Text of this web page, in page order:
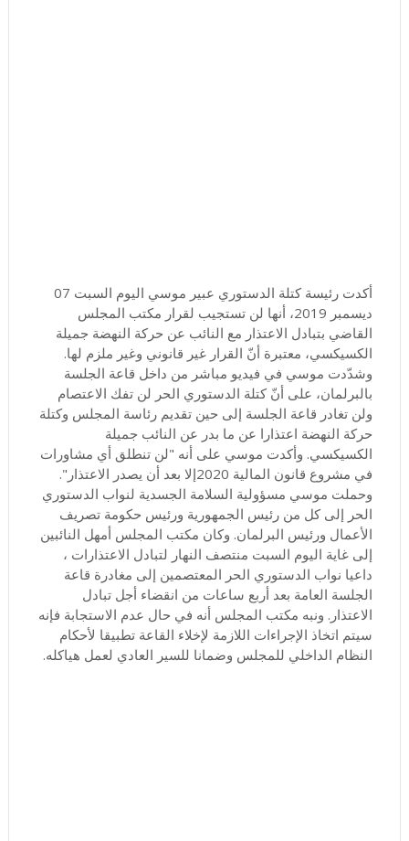
أكدت رئيسة كتلة الدستوري عبير موسي اليوم السبت 07
ديسمبر 2019، أنها لن تستجيب لقرار مكتب المجلس
القاضي بتبادل الاعتذار مع النائب عن حركة النهضة جميلة
الكسيكسي، معتبرة أنّ القرار غير قانوني وغير ملزم لها.
وشدّدت موسي في فيديو مباشر من داخل قاعة الجلسة
بالبرلمان، على أنّ كتلة الدستوري الحر لن تفك الاعتصام
ولن تغادر قاعة الجلسة إلى حين تقديم رئاسة المجلس وكتلة
حركة النهضة اعتذارا عن ما بدر عن النائب جميلة
الكسيكسي. وأكدت موسي على أنه "لن تنطلق أي مشاورات
في مشروع قانون المالية 2020إلا بعد أن يصدر الاعتذار".
وحملت موسي مسؤولية السلامة الجسدية لنواب الدستوري
الحر إلى كل من رئيس الجمهورية ورئيس حكومة تصريف
الأعمال ورئيس البرلمان. وكان مكتب المجلس أمهل النائبين
إلى غاية اليوم السبت منتصف النهار لتبادل الاعتذارات ،
داعيا نواب الدستوري الحر المعتصمين إلى مغادرة قاعة
الجلسة العامة بعد أربع ساعات من انقضاء أجل تبادل
الاعتذار. ونبه مكتب المجلس أنه في حال عدم الاستجابة فإنه
سيتم اتخاذ الإجراءات اللازمة لإخلاء القاعة تطبيقا لأحكام
النظام الداخلي للمجلس وضمانا للسير العادي لعمل هياكله.